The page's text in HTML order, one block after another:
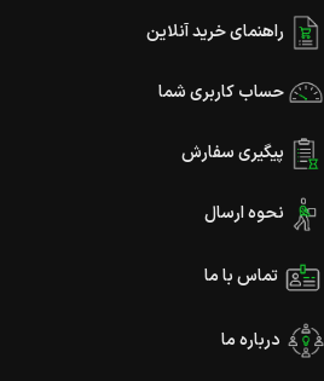
راهنمای خرید آنلاین
حساب کاربری شما
پیگیری سفارش
نحوه ارسال
تماس با ما
درباره ما